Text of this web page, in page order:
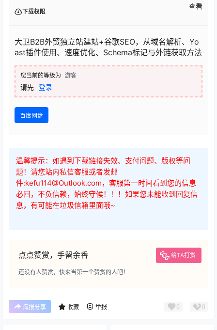
下载权限
查看
大卫B2B外贸独立站建站+谷歌SEO，从域名解析、Yo
ast插件使用、速度优化、Schema标记与外链获取方法
您当前的等级为 游客
请先 登录
百度网盘
温馨提示：如遇到下载链接失效、支付问题、版权等问
题！请您站内私信客服或者发邮
件:kefu114@Outlook.com，客服第一时间看到您的信息
必回，不负信赖，始终守候！！！如果您未能收到回复信
息，有可能在垃圾信箱里面哦~
点点赞赏，手留余香 给TA打赏
还没有人赞赏，快来当第一个赞赏的人吧！
海报分享 收藏 举报 0 0